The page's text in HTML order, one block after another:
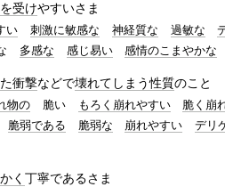
受けやすいさま
い 刺激に敏感な 神経質な 過敏な
多感な 感じ易い 感情のこまやかな
衝撃などで壊れてしまう性質のこと
物の 脆い もろく崩れやすい 脆く崩
脆弱である 脆弱な 崩れやすい デリ
く 丁寧であるさま